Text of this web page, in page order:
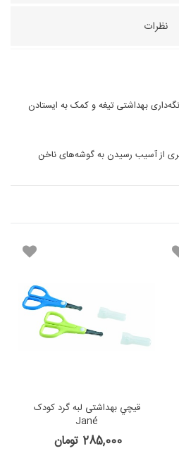
نظرات
بهداشتی تیغه‌ و کمک به ایستادن
از آسیب رسیدن به گوشه‌های ناخن
قيچي بهداشتی لبه گرد کودک
Jané
285,000 تومان